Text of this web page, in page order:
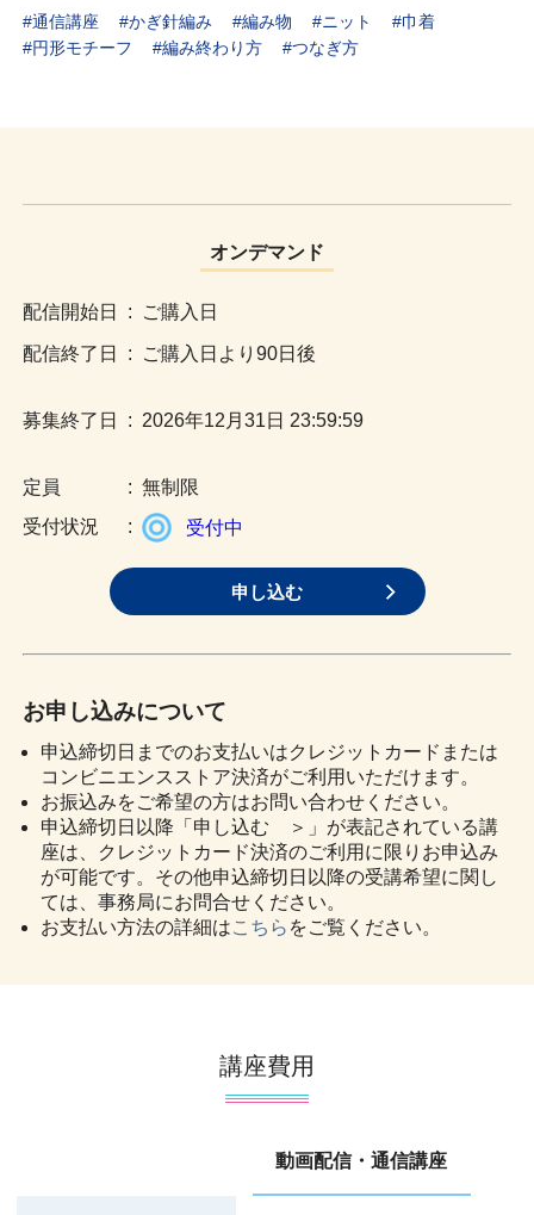
#通信講座 #かぎ針編み #編み物 #ニット
#巾着
#円形モチーフ
#編み終わり方 #つなぎ方
オンデマンド
: ご購入日
: ご購入日より90日後
: 2026年12月31日 23:59:59
: 無制限
:
受付中
申し込む
お申し込みについて
申込締切日までのお支払いはクレジットカードまたは
コンビニエンスストア決済がご利用いただけます。
お振込みをご希望の方はお問い合わせください。
申込締切日以降「申し込む ＞」が表記されている講
座は、クレジットカード決済のご利用に限りお申込み
が可能です。その他申込締切日以降の受講希望に関し
ては、事務局にお問合せください。
お支払い方法の詳細はこちら をご覧ください。
講座費用
動画配信・通信講座